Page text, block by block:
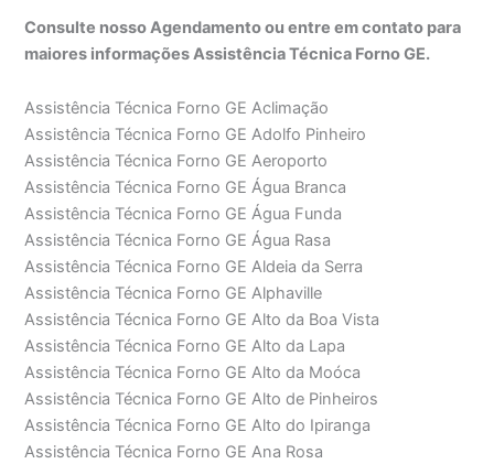
Consulte nosso Agendamento ou entre em contato para
maiores informações Assistência Técnica Forno GE.
Assistência Técnica Forno GE Aclimação
Assistência Técnica Forno GE Adolfo Pinheiro
Assistência Técnica Forno GE Aeroporto
Assistência Técnica Forno GE Água Branca
Assistência Técnica Forno GE Água Funda
Assistência Técnica Forno GE Água Rasa
Assistência Técnica Forno GE Aldeia da Serra
Assistência Técnica Forno GE Alphaville
Assistência Técnica Forno GE Alto da Boa Vista
Assistência Técnica Forno GE Alto da Lapa
Assistência Técnica Forno GE Alto da Moóca
Assistência Técnica Forno GE Alto de Pinheiros
Assistência Técnica Forno GE Alto do Ipiranga
Assistência Técnica Forno GE Ana Rosa